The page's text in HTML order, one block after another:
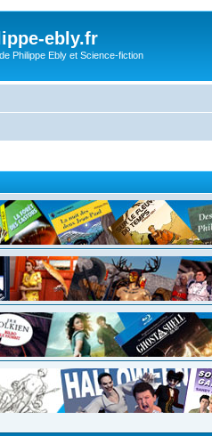
ebly.fr
Philippe Ebly et Science-fiction